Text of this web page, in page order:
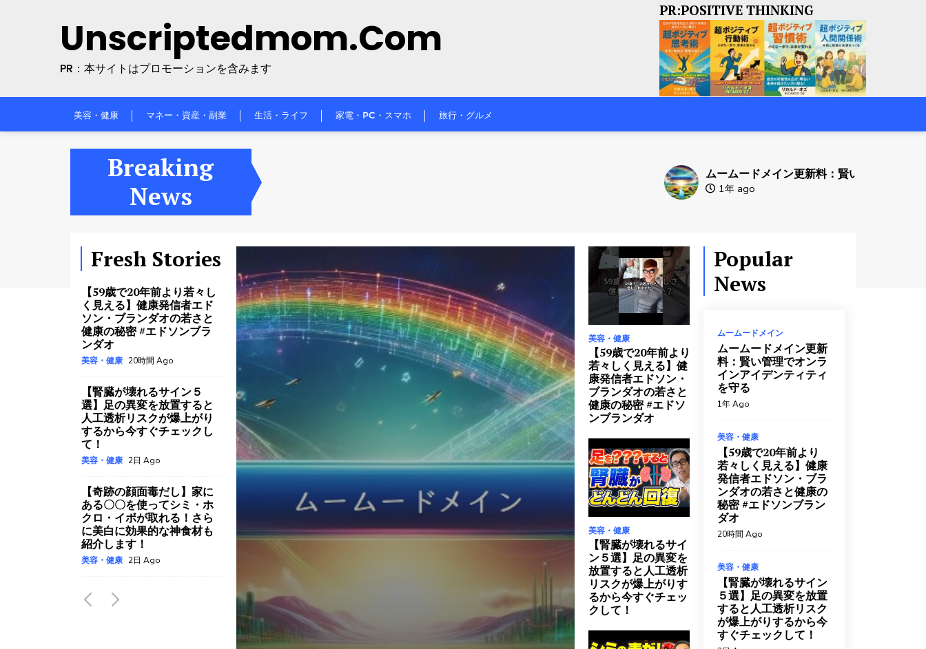
Unscriptedmom.com
PR：本サイトはプロモーションを含みます
PR:POSITIVE THINKING
美容・健康 マネー・資産・副業 生活・ライフ 家電・PC・スマホ 旅行・グルメ
Breaking
News
ムームードメイン更新料：賢い管理でオンラインアイデ
1年 ago
Fresh Stories
美容・健康
【ダイエット・美容・健
康】お金出しても損しない
半期ベストバイ】
美容・健康 4日 Ago
賢い管理でオンラインアイ
デンティティを守る
ムームードメイン
【59歳で20年前より若々し
ソン・ブランダオの若さと
健康の秘密 #エドソンブラ
ンダオ
美容・健康 20時間 Ago
【腎臓が壊れるサイン５
選】足の異変を放置すると
人工透析リスクが爆上がり
するから今すぐチェックし
美容・健康 2日 Ago
【奇跡の顔面毒だし】家に
ある〇〇を使ってシミ・ホ
クロ・イボが取れる！さら
に美白に効果的な神食材も
美容・健康 2日 Ago
【1week】お腹が1週間でバ
キバキになる『お腹痩せサ
ーキット』がハンパない痩
せた！
【なぜ報道されない】健康
美容・健康
【59歳で20年前より
若々しく見える】健
康発信者エドソン・
ブランダオの若さと
健康の秘密 #エドソ
ンブランダオ
美容・健康
【腎臓が壊れるサイ
ン５選】足の異変を
放置すると人工透析
リスクが爆上がりす
るから今すぐチェッ
クして！
Popular
News
ムームードメイン
ムームードメイン更新
料：賢い管理でオンラ
インアイデンティティ
を守る
1年 Ago
美容・健康
【59歳で20年前より
若々しく見える】健康
発信者エドソン・ブラ
ンダオの若さと健康の
秘密 #エドソンブラン
ダオ
20時間 Ago
美容・健康
【腎臓が壊れるサイン
５選】足の異変を放置
すると人工透析リスク
が爆上がりするから今
すぐチェックして！